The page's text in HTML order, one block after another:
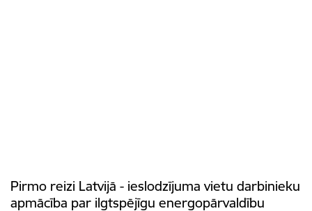
Pirmo reizi Latvijā - ieslodzījuma vietu darbinieku
apmācība par ilgtspējīgu energopārvaldību